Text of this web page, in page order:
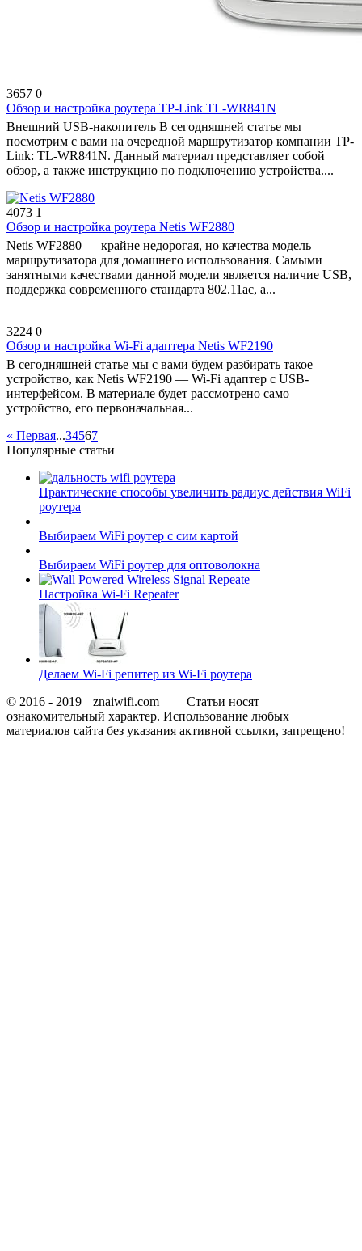
3657 0
Обзор и настройка роутера TP-Link TL-WR841N
Внешний USB-накопитель В сегодняшней статье мы
посмотрим с вами на очередной маршрутизатор компании TP-
Link: TL-WR841N. Данный материал представляет собой
обзор, а также инструкцию по подключению устройства....
4073 1
Обзор и настройка роутера Netis WF2880
Netis WF2880 — крайне недорогая, но качества модель
маршрутизатора для домашнего использования. Самыми
занятными качествами данной модели является наличие USB,
поддержка современного стандарта 802.11ac, а...
3224 0
Обзор и настройка Wi-Fi адаптера Netis WF2190
В сегодняшней статье мы с вами будем разбирать такое
устройство, как Netis WF2190 — Wi-Fi адаптер с USB-
интерфейсом. В материале будет рассмотрено само
устройство, его первоначальная...
« Первая...34567
Популярные статьи
Практические способы увеличить радиус действия WiFi
роутера
Выбираем WiFi роутер с сим картой
Выбираем WiFi роутер для оптоволокна
Настройка Wi-Fi Repeater
Делаем Wi-Fi репитер из Wi-Fi роутера
© 2016 - 2019
znaiwifi.com
Статьи носят
ознакомительный характер. Использование любых
материалов сайта без указания активной ссылки, запрещено!